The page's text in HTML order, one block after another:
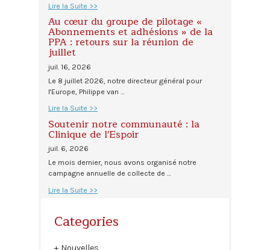
Lire la Suite >>
Au cœur du groupe de pilotage «
Abonnements et adhésions » de la
PPA : retours sur la réunion de
juillet
juil. 16, 2026
Le 8 juillet 2026, notre directeur général pour
l'Europe, Philippe van …
Lire la Suite >>
Soutenir notre communauté : la
Clinique de l'Espoir
juil. 6, 2026
Le mois dernier, nous avons organisé notre
campagne annuelle de collecte de …
Lire la Suite >>
Categories